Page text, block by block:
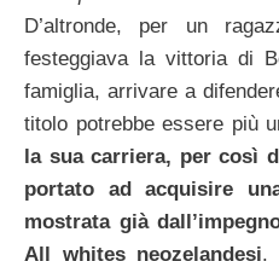
D’altronde, per un
festeggiava la vittoria di
famiglia, arrivare a
titolo potrebbe essere più
la sua carriera, per così
portato ad acquisire
mostrata già
All whites neozelandesi.